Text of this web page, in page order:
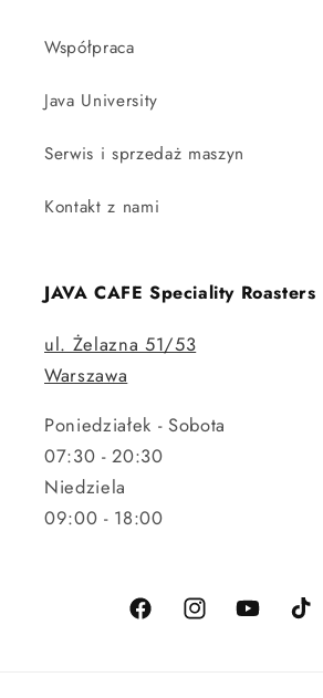
Współpraca
Java University
Serwis i sprzedaż maszyn
Kontakt z nami
JAVA CAFE Speciality Roasters
ul. Żelazna 51/53
Warszawa
Poniedziałek - Sobota
07:30 - 20:30
Niedziela
09:00 - 18:00
FacebookInstagramYoutubeTikTok